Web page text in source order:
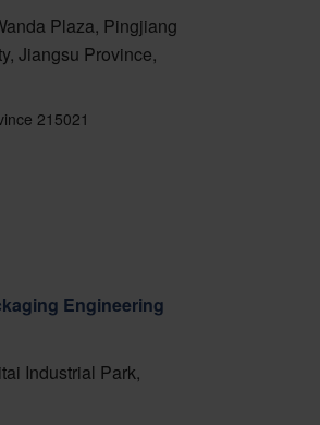
Plaza, Pingjiang
Jiangsu Province,
215021
Engineering
Industrial Park,